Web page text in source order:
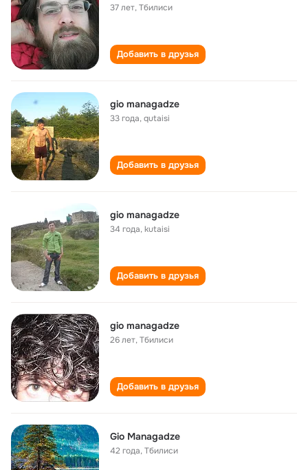
37 лет,Тбилиси
Добавить в друзья
gio managadze
33 года,qutaisi
Добавить в друзья
gio managadze
34 года,kutaisi
Добавить в друзья
gio managadze
26 лет,Тбилиси
Добавить в друзья
Gio Managadze
42 года,Тбилиси